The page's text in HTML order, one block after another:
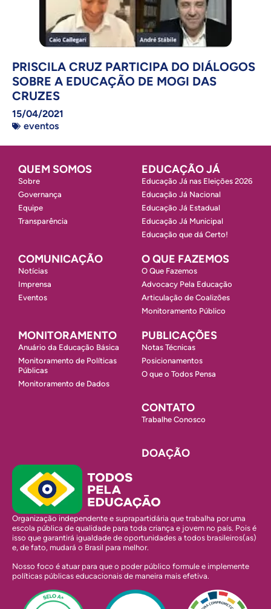
PRISCILA CRUZ PARTICIPA DO DIÁLOGOS
SOBRE A EDUCAÇÃO DE MOGI DAS
CRUZES
15/04/2021
eventos
QUEM SOMOS
Sobre
Governança
Equipe
Transparência
EDUCAÇÃO JÁ
Educação Já nas Eleições 2026
Educação Já Nacional
Educação Já Estadual
Educação Já Municipal
Educação que dá Certo!
COMUNICAÇÃO
Notícias
Imprensa
Eventos
O QUE FAZEMOS
O Que Fazemos
Advocacy Pela Educação
Articulação de Coalizões
Monitoramento Público
MONITORAMENTO
Anuário da Educação Básica
Monitoramento de Políticas
Públicas
Monitoramento de Dados
PUBLICAÇÕES
Notas Técnicas
Posicionamentos
O que o Todos Pensa
CONTATO
Trabalhe Conosco
DOAÇÃO
Organização independente e suprapartidária que trabalha por uma
escola pública de qualidade para toda criança e jovem no país. Pois é
isso que garantirá igualdade de oportunidades a todos brasileiros(as)
e, de fato, mudará o Brasil para melhor.
Nosso foco é atuar para que o poder público formule e implemente
políticas públicas educacionais de maneira mais efetiva.